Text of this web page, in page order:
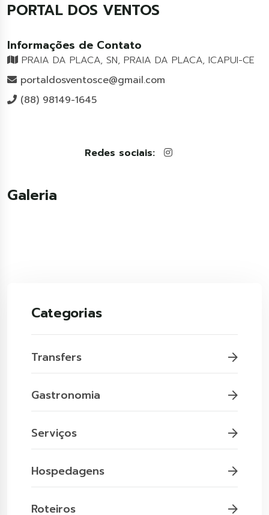
PORTAL DOS VENTOS
Informações de Contato
PRAIA DA PLACA, SN, PRAIA DA PLACA, ICAPUI-CE
portaldosventosce@gmail.com
(88) 98149-1645
Redes sociais:
Galeria
Categorias
Transfers
Gastronomia
Serviços
Hospedagens
Roteiros